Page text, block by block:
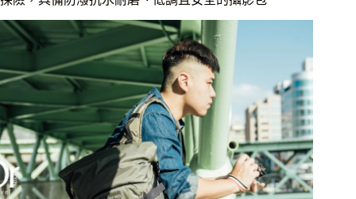
Bag
挪
威
差
包，
具
備
模
組
化
設